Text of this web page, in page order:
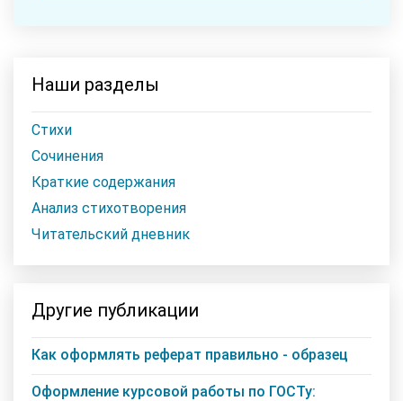
Наши разделы
Стихи
Сочинения
Краткие содержания
Анализ стихотворения
Читательский дневник
Другие публикации
Как оформлять реферат правильно - образец
Оформление курсовой работы по ГОСТу: